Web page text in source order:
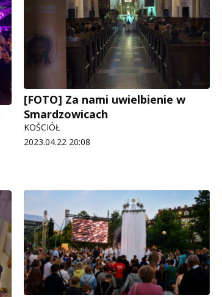
[FOTO] Za nami uwielbienie w
Smardzowicach
KOŚCIÓŁ
2023.04.22 20:08